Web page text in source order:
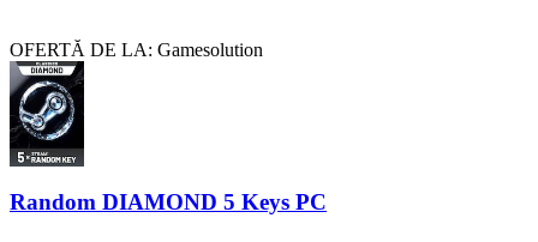
OFERTĂ DE LA: Gamesolution
Random DIAMOND 5 Keys PC